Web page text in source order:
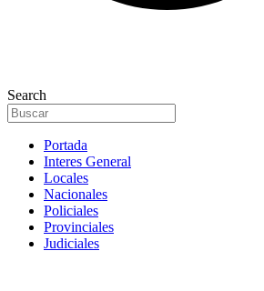
Search
Portada
Interes General
Locales
Nacionales
Policiales
Provinciales
Judiciales